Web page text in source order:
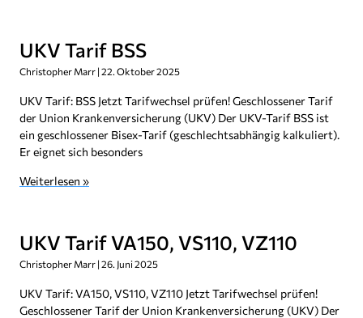
UKV Tarif BSS
Christopher Marr 22. Oktober 2025
UKV Tarif: BSS Jetzt Tarifwechsel prüfen! Geschlossener Tarif
der Union Krankenversicherung (UKV) Der UKV-Tarif BSS ist
ein geschlossener Bisex-Tarif (geschlechtsabhängig kalkuliert).
Er eignet sich besonders
Weiterlesen »
UKV Tarif VA150, VS110, VZ110
Christopher Marr 26. Juni 2025
UKV Tarif: VA150, VS110, VZ110 Jetzt Tarifwechsel prüfen!
Geschlossener Tarif der Union Krankenversicherung (UKV) Der